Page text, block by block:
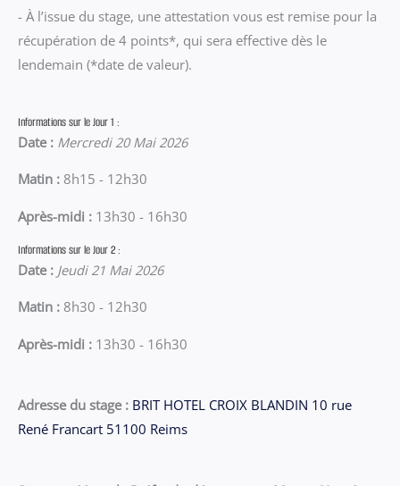
- À l’issue du stage, une attestation vous est remise pour la
récupération de 4 points*, qui sera effective dès le
lendemain (*date de valeur).
Informations sur le Jour 1 :
Date : Mercredi 20 Mai 2026
Matin : 8h15 - 12h30
Après-midi : 13h30 - 16h30
Informations sur le Jour 2 :
Date : Jeudi 21 Mai 2026
Matin : 8h30 - 12h30
Après-midi : 13h30 - 16h30
Adresse du stage : BRIT HOTEL CROIX BLANDIN 10 rue
René Francart 51100 Reims